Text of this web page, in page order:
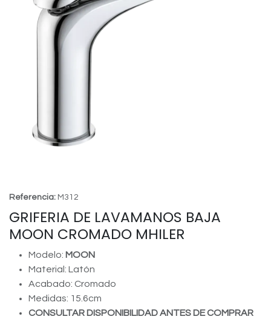
Referencia: M312
GRIFERIA DE LAVAMANOS BAJA
MOON CROMADO MHILER
Modelo: MOON
Material: Latón
Acabado: Cromado
Medidas: 15.6cm
CONSULTAR DISPONIBILIDAD ANTES DE COMPRAR